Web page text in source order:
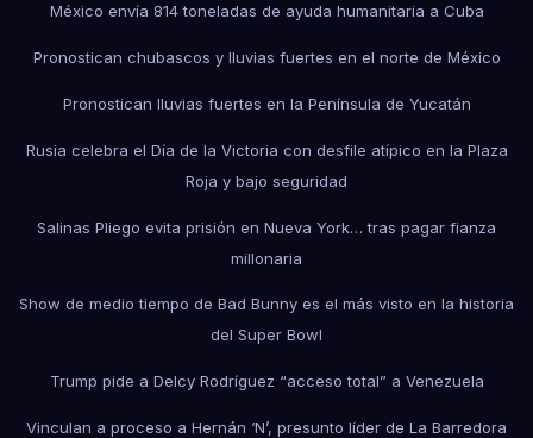
México envía 814 toneladas de ayuda humanitaria a Cuba
Pronostican chubascos y lluvias fuertes en el norte de México
Pronostican lluvias fuertes en la Península de Yucatán
Rusia celebra el Día de la Victoria con desfile atípico en la Plaza
Roja y bajo seguridad
Salinas Pliego evita prisión en Nueva York… tras pagar fianza
millonaria
Show de medio tiempo de Bad Bunny es el más visto en la historia
del Super Bowl
Trump pide a Delcy Rodríguez “acceso total” a Venezuela
Vinculan a proceso a Hernán ‘N’, presunto líder de La Barredora